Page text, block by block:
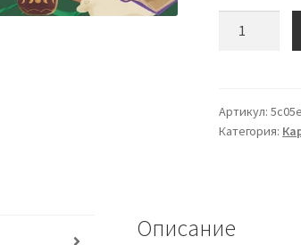
的
日
魔
Артикул:
Категория:
Описание